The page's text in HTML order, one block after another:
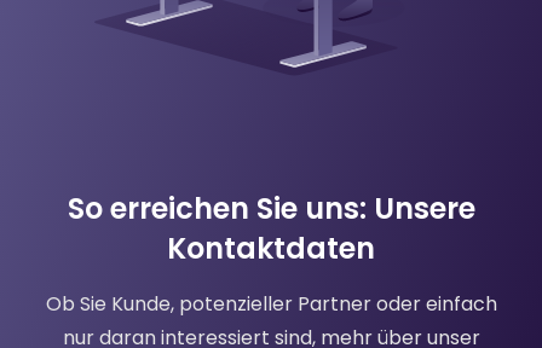
So erreichen Sie uns: Unsere
Kontaktdaten
Ob Sie Kunde, potenzieller Partner oder einfach
nur daran interessiert sind, mehr über unser